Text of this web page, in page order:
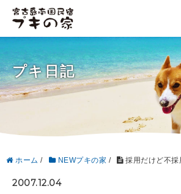
プキ日記
ホーム / NEWプキの家 / 採用だけど不採
2007.12.04